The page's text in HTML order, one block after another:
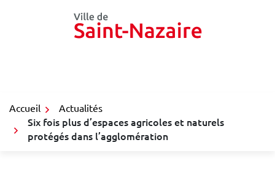
Accueil Actualités
Six fois plus d’espaces agricoles et naturels
protégés dans l’agglomération